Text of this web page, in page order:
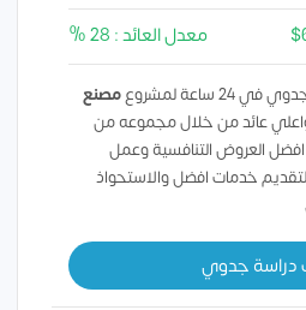
معدل العائد : 28 %
ساعة لمشروع
مصنع
عائد من خلال مجموعه من
افضل العروض التنافسية وعمل
خدمات افضل والاستحواذ
دراسة جدوي